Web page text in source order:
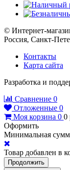
© Интернет-
Россия, Санкт-
Контакты
Карта сайта
Разработка и
Сравнение 0
Отложенные 0
Моя корзина 0 0
Оформить
Минимальная
Товар добавлен в
Продолжить